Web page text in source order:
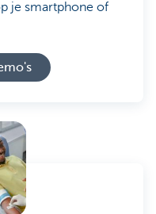
je smartphone of